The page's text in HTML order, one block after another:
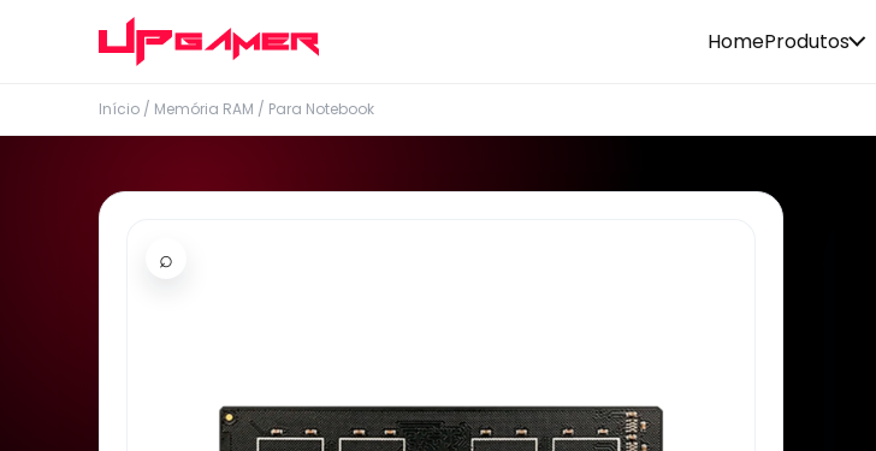
HomeProdutos
Início / Memória RAM / Para Notebook
⌕